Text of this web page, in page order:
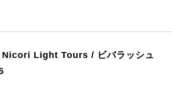
Light Tours / ビバラッシュ